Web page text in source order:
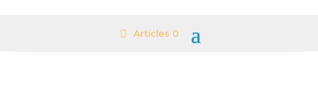
Articles 0